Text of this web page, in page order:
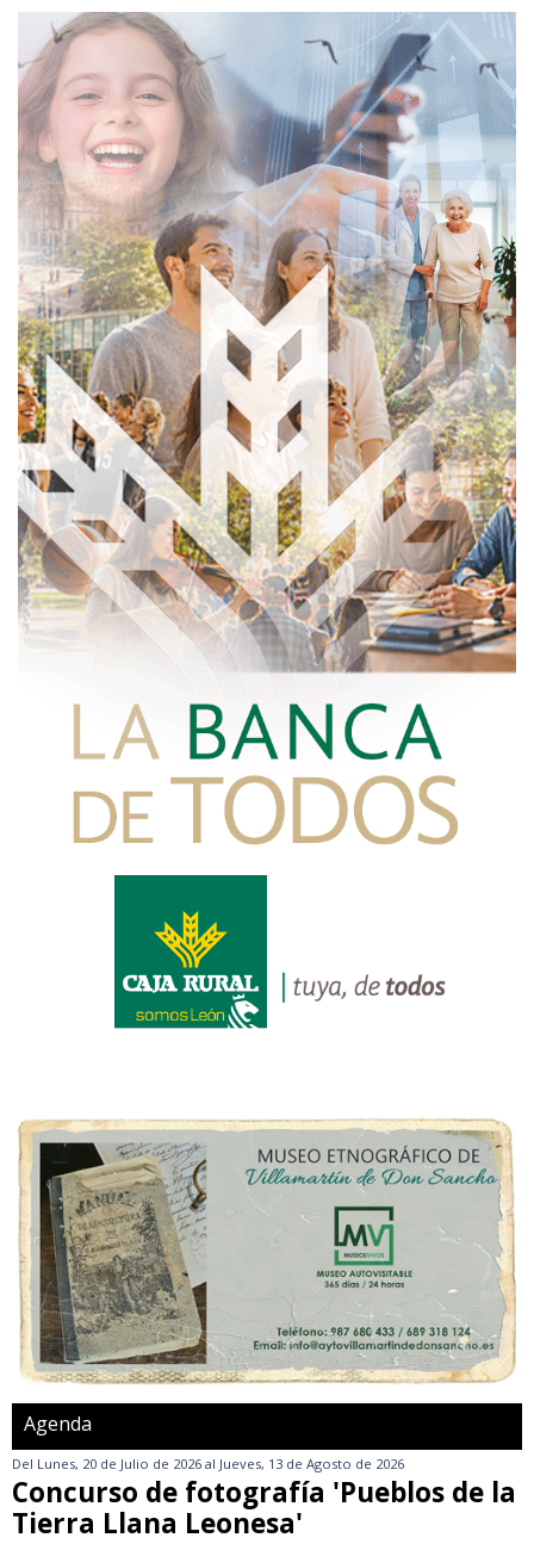
Agenda
Del Lunes, 20 de Julio de 2026 al Jueves, 13 de Agosto de 2026
Concurso de fotografía 'Pueblos de la
Tierra Llana Leonesa'